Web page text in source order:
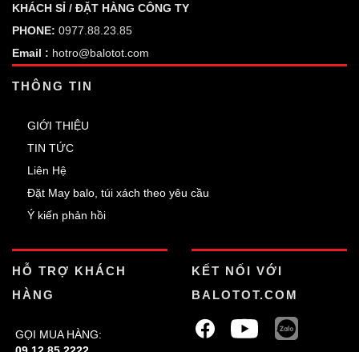
KHÁCH SỈ / ĐẶT HÀNG CÔNG TY
PHONE: 0977.88.23.85
Email : hotro@balotot.com
THÔNG TIN
GIỚI THIỆU
TIN TỨC
Liên Hệ
Đặt May balo, túi xách theo yêu cầu
Ý kiến phản hồi
HỖ TRỢ KHÁCH
HÀNG
GỌI MUA HÀNG:
KẾT NỐI VỚI
BALOTOT.COM